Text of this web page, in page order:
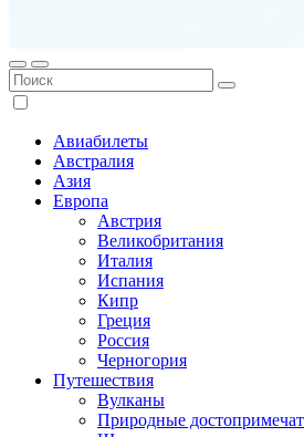
Авиабилеты
Австралия
Азия
Европа
Австрия
Великобритания
Италия
Испания
Кипр
Греция
Россия
Черногория
Путешествия
Вулканы
Природные